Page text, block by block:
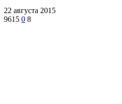
22 августа 2015
9615 0 8